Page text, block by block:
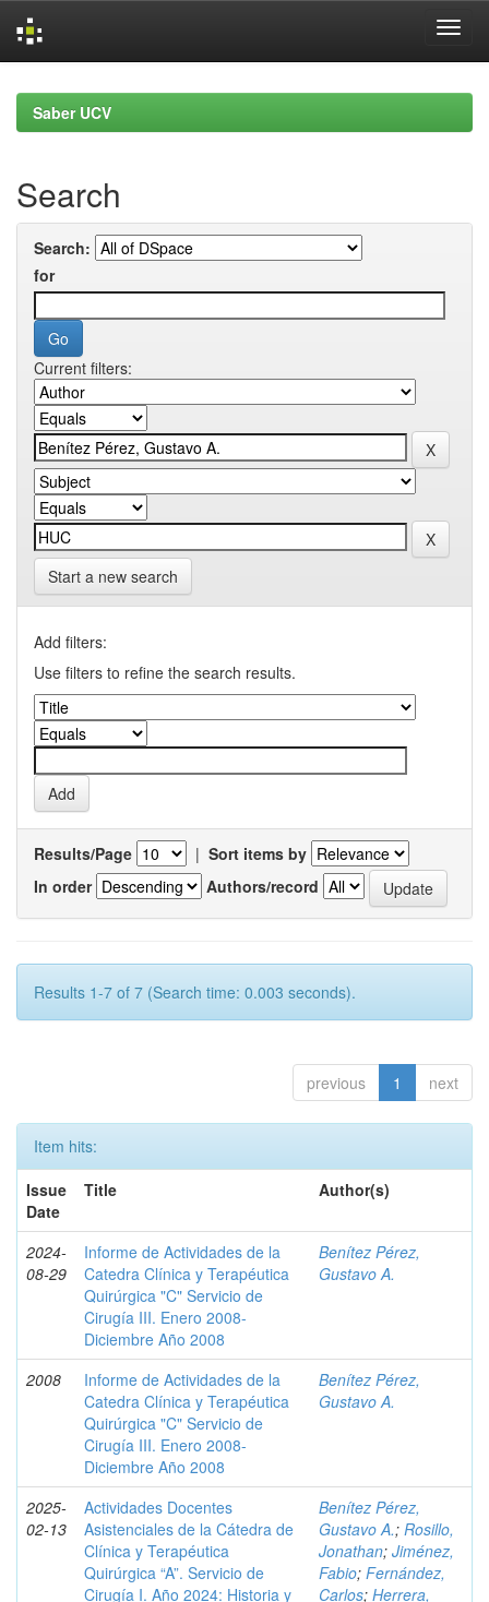
navigationSaber UCV
Search
Search:
for
Current filters:
Start a new search
Add filters:
Use filters to refine the search results.
Results/Page | Sort items by
In order
Authors/record
Results 1-7 of 7 (Search time: 0.003 seconds).
previous 1 next
Item hits:
Issue
Date
Title Author(s)
2024-
08-29
Informe de Actividades de la
Catedra Clínica y Terapéutica
Quirúrgica "C" Servicio de
Cirugía III. Enero 2008-
Diciembre Año 2008
Benítez Pérez,
Gustavo A.
2008
Informe de Actividades de la
Catedra Clínica y Terapéutica
Quirúrgica "C" Servicio de
Cirugía III. Enero 2008-
Diciembre Año 2008
Benítez Pérez,
Gustavo A.
2025-
02-13
Actividades Docentes
Asistenciales de la Cátedra de
Clínica y Terapéutica
Quirúrgica “A”. Servicio de
Cirugía I. Año 2024: Historia y
Benítez Pérez,
Gustavo A.; Rosillo,
Jonathan; Jiménez,
Fabio; Fernández,
Carlos; Herrera,